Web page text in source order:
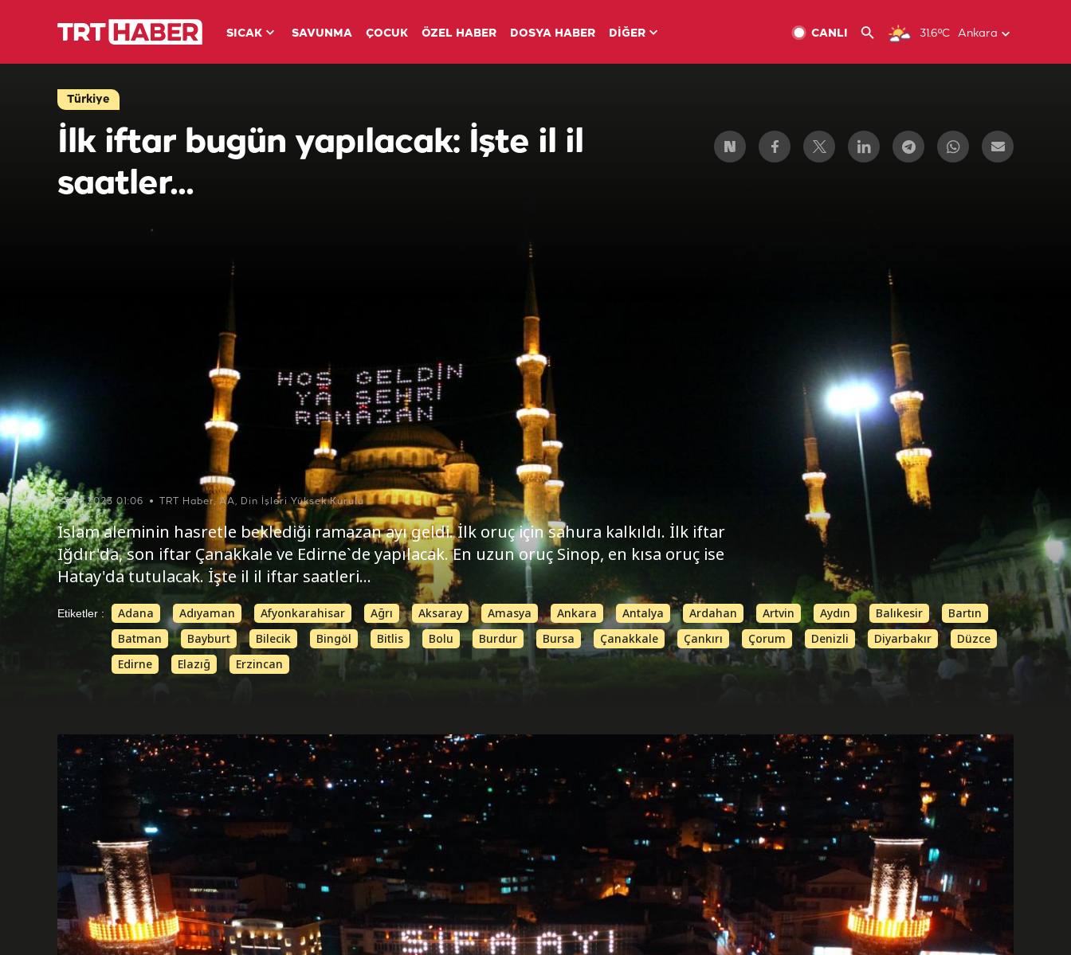
SICAK SAVUNMA ÇOCUK ÖZEL HABER DOSYA HABER DİĞER 31.6ºC Ankara
CANLI
Türkiye
İlk iftar bugün yapılacak: İşte il il
saatler...
23.03.2023 01:06 TRT Haber, AA, Din İşleri Yüksek Kurulu
İslam aleminin hasretle beklediği ramazan ayı geldi. İlk oruç için sahura kalkıldı. İlk iftar
Iğdır'da, son iftar Çanakkale ve Edirne`de yapılacak. En uzun oruç Sinop, en kısa oruç ise
Hatay'da tutulacak. İşte il il iftar saatleri...
Etiketler : Adana Adıyaman Afyonkarahisar Ağrı Aksaray Amasya Ankara Antalya Ardahan Artvin Aydın Balıkesir
Bartın
Batman
Bayburt Bilecik Bingöl Bitlis Bolu Burdur Bursa Çanakkale Çankırı Çorum Denizli Diyarbakır
Düzce
Edirne
Elazığ Erzincan